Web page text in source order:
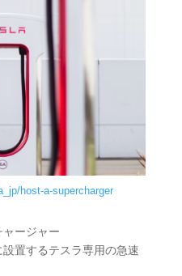
host-a-supercharger
ージャー
置するテスラ専用の急速